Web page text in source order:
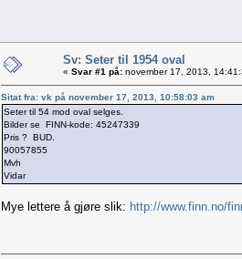
Sv: Seter til 1954 oval
« Svar #1 på: november 17, 2013,
Sitat fra: vk på november 17, 2013, 10:58:03 am
Seter til 54 mod oval selges.
Bilder se FINN-kode: 45247339
Pris ? BUD.
90057855
Mvh
Vidar
Mye lettere å gjøre slik: http://www.finn.no/